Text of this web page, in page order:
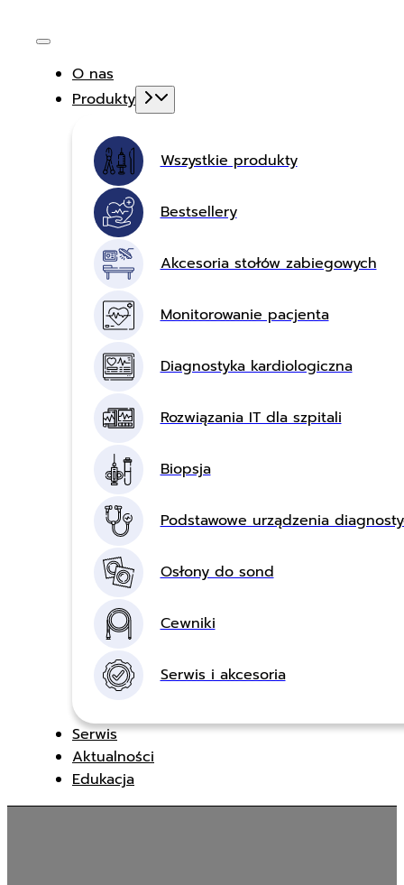
O nas
Produkty
Wszystkie produkty
Bestsellery
Akcesoria stołów zabiegowych
Monitorowanie pacjenta
Diagnostyka kardiologiczna
Rozwiązania IT dla szpitali
Biopsja
Podstawowe urządzenia
Osłony do sond
Cewniki
Serwis i akcesoria
Serwis
Aktualności
Edukacja